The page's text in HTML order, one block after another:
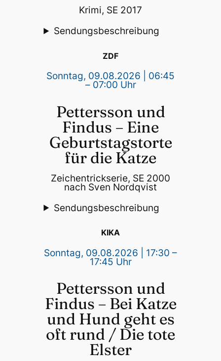
Krimi, SE 2017
Sendungsbeschreibung
ZDF
Sonntag, 09.08.2026 | 06:45
– 07:00 Uhr
Pettersson und
Findus – Eine
Geburtstagstorte
für die Katze
Zeichentrickserie, SE 2000
nach Sven Nordqvist
Sendungsbeschreibung
KIKA
Sonntag, 09.08.2026 | 17:30 –
17:45 Uhr
Pettersson und
Findus – Bei Katze
und Hund geht es
oft rund / Die tote
Elster